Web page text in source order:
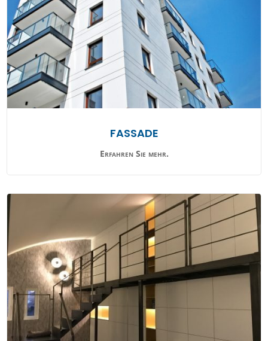
FASSADE
Erfahren Sie mehr.